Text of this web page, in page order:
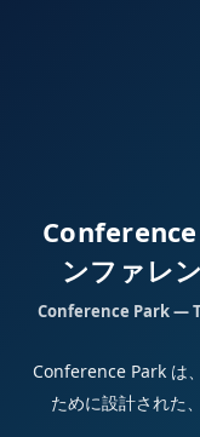
ンファレ
Conference Park —
Conference Park は
ために設計された